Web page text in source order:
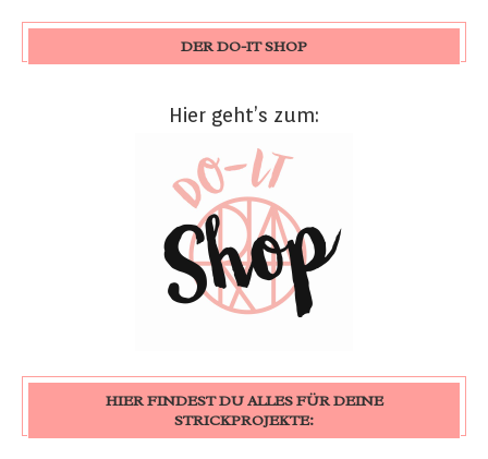
DER DO-IT SHOP
Hier geht’s zum:
HIER FINDEST DU ALLES FÜR DEINE
STRICKPROJEKTE: